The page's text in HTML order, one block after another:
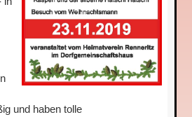
und haben tolle